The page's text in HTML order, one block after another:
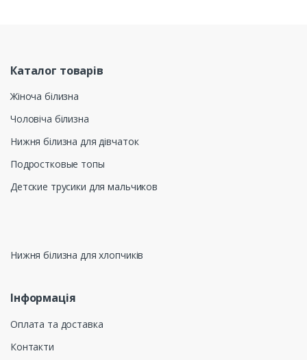
Каталог товарів
Жіноча білизна
Чоловіча білизна
Нижня білизна для дівчаток
Подростковые топы
Детские трусики для мальчиков
Нижня білизна для хлопчиків
Інформація
Оплата та доставка
Контакти